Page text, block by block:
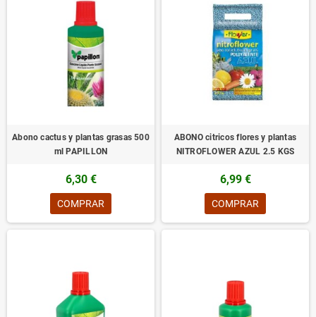
Abono cactus y plantas grasas 500
ml PAPILLON
6,30 €
COMPRAR
ABONO citricos flores y plantas
NITROFLOWER AZUL 2.5 KGS
6,99 €
COMPRAR